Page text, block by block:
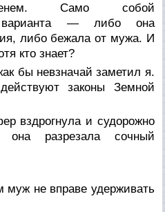
Само собой
варианта — либо она
либо бежала от мужа. И
кто знает?
бы невзначай заметил я.
законы Земной
вздрогнула и судорожно
разрезала сочный
не вправе удерживать